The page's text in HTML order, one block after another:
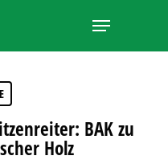
Menu
BAK zu
Holz
Close